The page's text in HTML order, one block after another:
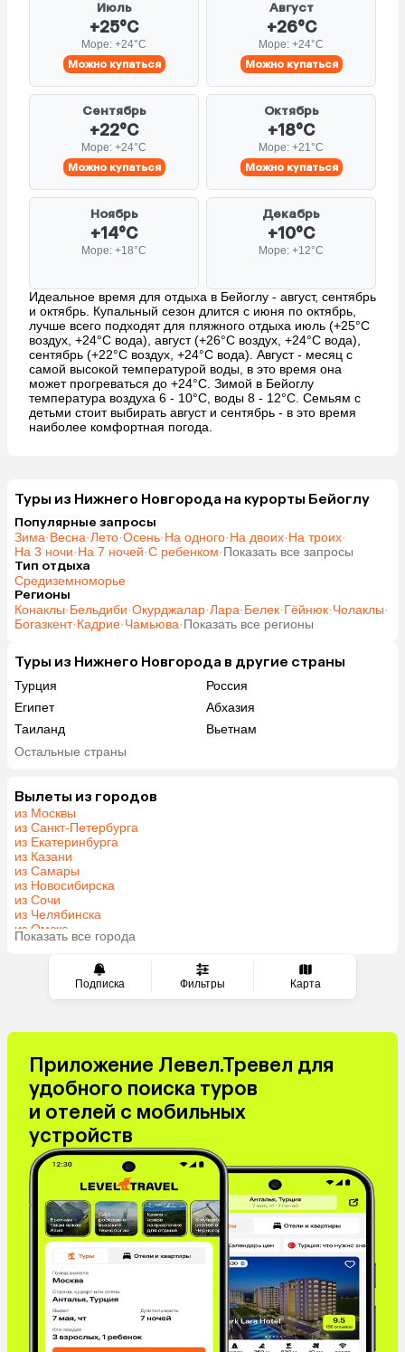
Подписка Фильтры Карта
Июль
+25°C
Море: +24°C
Можно купаться
Август
+26°C
Море: +24°C
Можно купаться
Сентябрь
+22°C
Море: +24°C
Можно купаться
Октябрь
+18°C
Море: +21°C
Можно купаться
Ноябрь
+14°C
Море: +18°C
Декабрь
+10°C
Море: +12°C
Идеальное время для отдыха в Бейоглу - август, сентябрь
и октябрь. Купальный сезон длится с июня по октябрь,
лучше всего подходят для пляжного отдыха июль (+25°C
воздух, +24°C вода), август (+26°C воздух, +24°C вода),
сентябрь (+22°C воздух, +24°C вода). Август - месяц с
самой высокой температурой воды, в это время она
может прогреваться до +24°C. Зимой в Бейоглу
температура воздуха 6 - 10°C, воды 8 - 12°C. Семьям с
детьми стоит выбирать август и сентябрь - в это время
наиболее комфортная погода.
Туры из Нижнего Новгорода на курорты Бейоглу
Популярные запросы
Зима·Весна·Лето·Осень·На одного·На двоих·На троих·
На 3 ночи·На 7 ночей·С ребенком·Показать все запросы
Тип отдыха
Средиземноморье
Регионы
Конаклы·Бельдиби·Окурджалар·Лара·Белек·Гёйнюк·Чолаклы·
Богазкент·Кадрие·Чамьюва·Показать все регионы
Туры из Нижнего Новгорода в другие страны
Турция
Россия
Египет
Абхазия
Таиланд
Вьетнам
ОАЭ
Саудовская Аравия
Остальные страны
Вылеты из городов
из Москвы
из Санкт-Петербурга
из Екатеринбурга
из Казани
из Самары
из Новосибирска
из Сочи
из Челябинска
из Омска
из Красноярска
Показать все города
Приложение Левел.Тревел для
удобного поиска туров
и отелей с мобильных
устройств